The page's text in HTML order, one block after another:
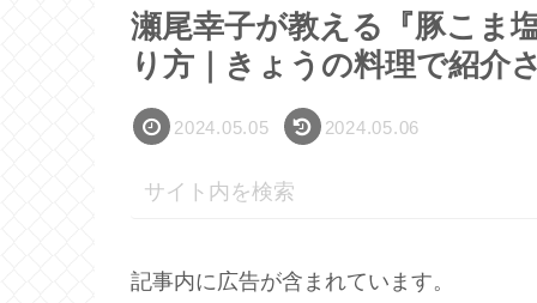
瀬尾幸子が教える『豚こま
り方｜きょうの料理で紹介
2024.05.05 2024.05.06
記事内に広告が含まれています。